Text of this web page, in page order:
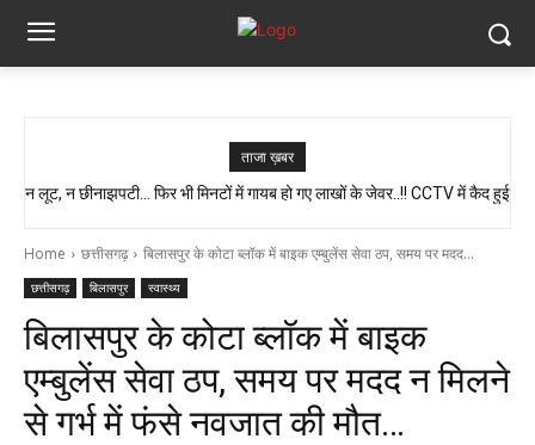
ताजा ख़बर
स्वास्थ्य मंत्री श्याम बिहारी जायसवाल का बड़ा बयान, कहा- प्रदेश में कोई भी झोलाछाप
न लूट, न छीनाझपटी… फिर भी मिनटों में गायब हो गए लाखों के जेवर..!! CCTV में कैद हुई
Home छत्तीसगढ़ बिलासपुर के कोटा ब्लॉक में बाइक एम्बुलेंस सेवा ठप, समय पर मदद...
छत्तीसगढ़ बिलासपुर स्वास्थ्य
बिलासपुर के कोटा ब्लॉक में बाइक
एम्बुलेंस सेवा ठप, समय पर मदद न मिलने
से गर्भ में फंसे नवजात की मौत…